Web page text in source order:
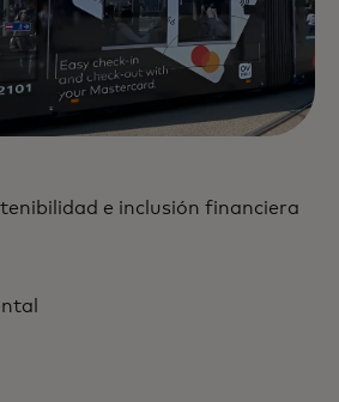
e inclusión financiera